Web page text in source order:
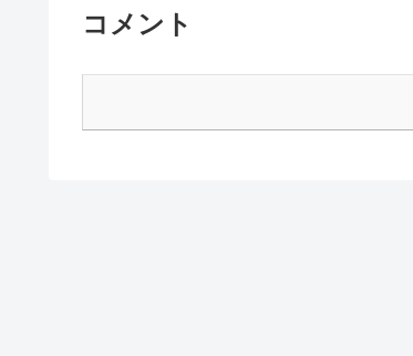
コメント